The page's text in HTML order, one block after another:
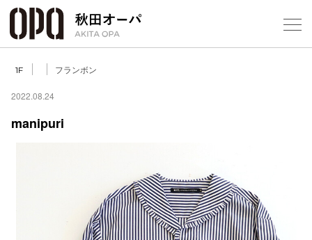
1F フランボン
2022.08.24
manipuri
レスト